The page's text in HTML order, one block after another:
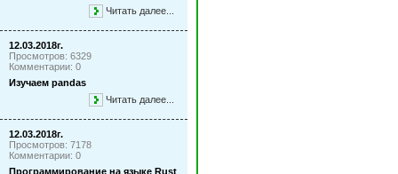
Читать далее...
12.03.2018г.
Просмотров: 6329
Комментарии: 0
Изучаем pandas
Читать далее...
12.03.2018г.
Просмотров: 7178
Комментарии: 0
Программирование на языке Rust